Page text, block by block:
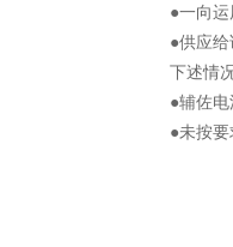
●一向
●供应
下述情
●辅佐
●未按